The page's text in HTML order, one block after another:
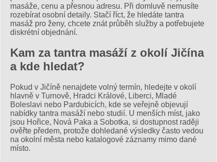
masáže, cenu a přesnou adresu. Při domluvě nemusíte
rozebírat osobní detaily. Stačí říct, že hledáte tantra
masáž pro ženy, chcete znát průběh služby a potřebujete
diskrétní objednání.
Kam za tantra masáží z okolí Jičína
a kde hledat?
Pokud v Jičíně nenajdete volný termín, hledejte v okolí
hlavně v Turnově, Hradci Králové, Liberci, Mladé
Boleslavi nebo Pardubicích, kde se veřejně objevují
nabídky tantra masáží nebo studií. U menších míst, jako
jsou Hořice, Nová Paka a Sobotka, si dostupnost raději
ověřte předem, protože dohledané výsledky často vedou
na okolní města nebo katalogové záznamy mimo dané
místo.